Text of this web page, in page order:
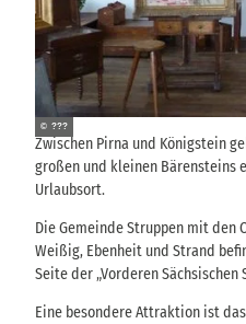
© ???
Zwischen Pirna und Königstein
großen und kleinen Bärensteins
Urlaubsort.
Die Gemeinde Struppen mit den
Weißig, Ebenheit und Strand
Seite der „Vorderen Sächsischen
Eine besondere Attraktion ist